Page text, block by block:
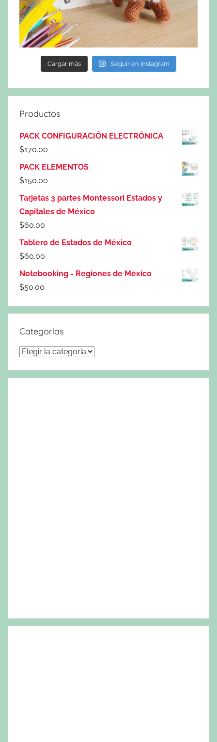
Cargar más Seguir en Instagram
Productos
PACK CONFIGURACIÓN ELECTRÓNICA
$170.00
PACK ELEMENTOS
$150.00
Tarjetas 3 partes Montessori Estados y
Capitales de México
$60.00
Tablero de Estados de México
$60.00
Notebooking - Regiones de México
$50.00
Categorías
Categorías